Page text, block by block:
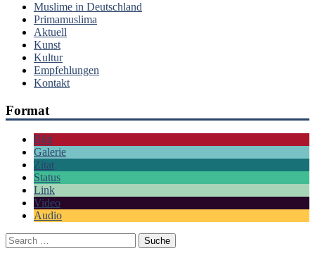
Muslime in Deutschland
Primamuslima
Aktuell
Kunst
Kultur
Empfehlungen
Kontakt
Format
Bild
Galerie
Zitat
Status
Link
Video
Audio